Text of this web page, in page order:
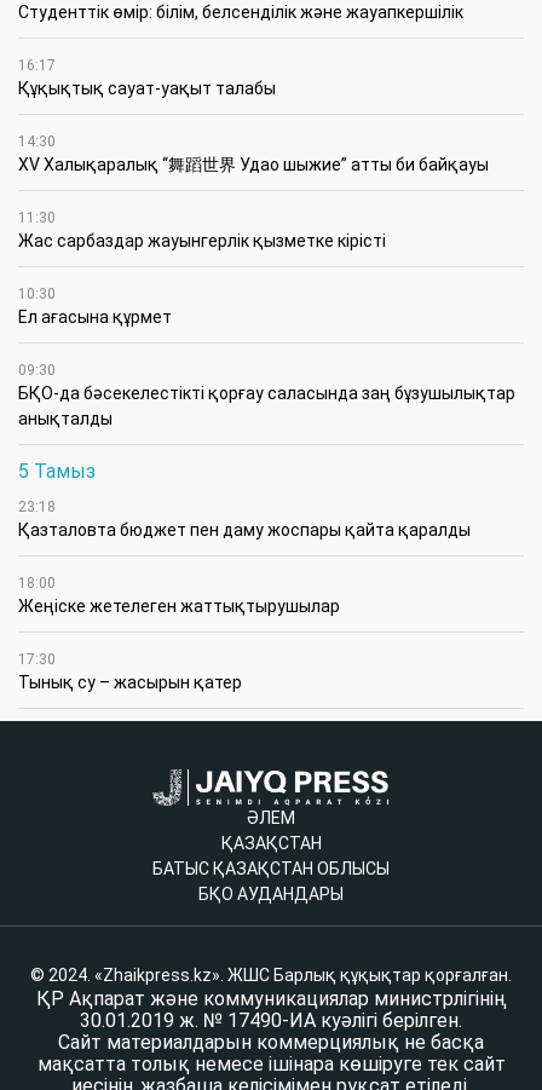
Студенттік өмір: білім, белсенділік және жауапкершілік
16:17
Құқықтық сауат-уақыт талабы
14:30
XV Халықаралық “舞蹈世界 Удао шыжие” атты би байқауы
11:30
Жас сарбаздар жауынгерлік қызметке кірісті
10:30
Ел ағасына құрмет
09:30
БҚО-да бәсекелестікті қорғау саласында заң бұзушылықтар
анықталды
5 Тамыз
23:18
Қазталовта бюджет пен даму жоспары қайта қаралды
18:00
Жеңіске жетелеген жаттықтырушылар
17:30
Тынық су – жасырын қатер
ӘЛЕМ
ҚАЗАҚСТАН
БАТЫС ҚАЗАҚСТАН ОБЛЫСЫ
БҚО АУДАНДАРЫ
© 2024. «Zhaikpress.kz». ЖШС Барлық құқықтар қорғалған.
ҚР Ақпарат және коммуникациялар министрлігінің
30.01.2019 ж. № 17490-ИА куәлігі берілген.
Сайт материалдарын коммерциялық не басқа
мақсатта толық немесе ішінара көшіруге тек сайт